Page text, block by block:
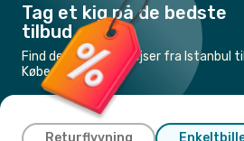
Tag et kig på de bedste
tilbud
Find de billigste flyrejser fra Istanbul til
København
Returflyvning